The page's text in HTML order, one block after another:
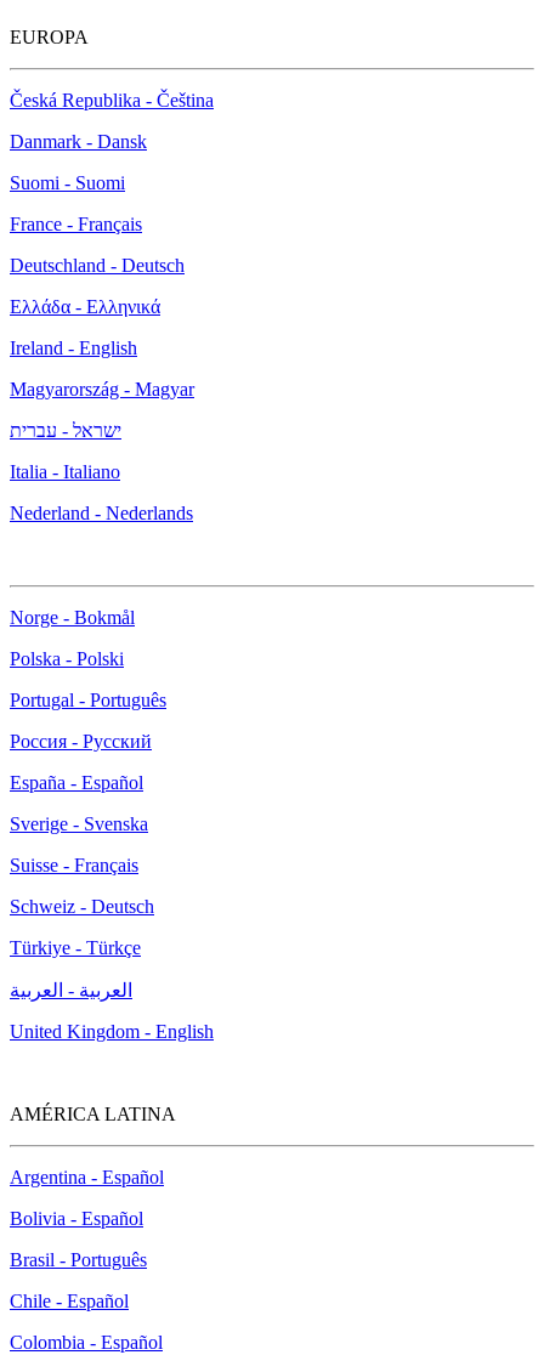
EUROPA
Česká Republika - Čeština
Danmark - Dansk
Suomi - Suomi
France - Français
Deutschland - Deutsch
Ελλάδα - Ελληνικά
Ireland - English
Magyarország - Magyar
ישראל - עברית
Italia - Italiano
Nederland - Nederlands
Norge - Bokmål
Polska - Polski
Portugal - Português
Россия - Русский
España - Español
Sverige - Svenska
Suisse - Français
Schweiz - Deutsch
Türkiye - Türkçe
العربية - العربية
United Kingdom - English
AMÉRICA LATINA
Argentina - Español
Bolivia - Español
Brasil - Português
Chile - Español
Colombia - Español